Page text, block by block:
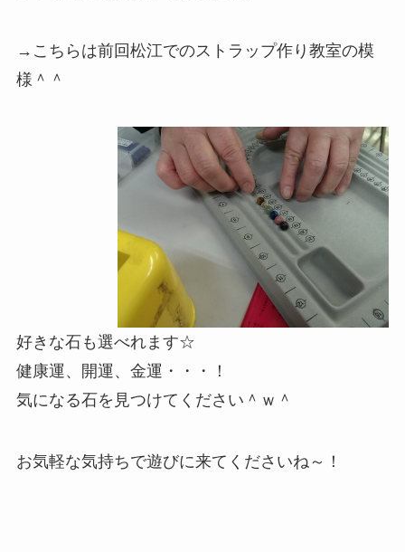
→こちらは前回松江でのストラップ作り教室の模
様＾＾
好きな石も選べれます☆
健康運、開運、金運・・・！
気になる石を見つけてください＾ｗ＾
お気軽な気持ちで遊びに来てくださいね～！